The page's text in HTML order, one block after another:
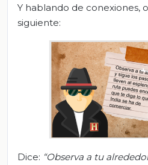
Y hablando de conexiones,
siguiente:
Dice: “Observa a tu